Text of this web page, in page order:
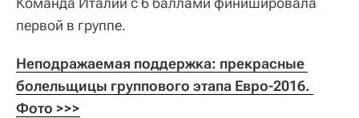
первой в группе.
Неподражаемая поддержка: прекрасные
болельщицы группового этапа Евро-2016.
Фото >>>